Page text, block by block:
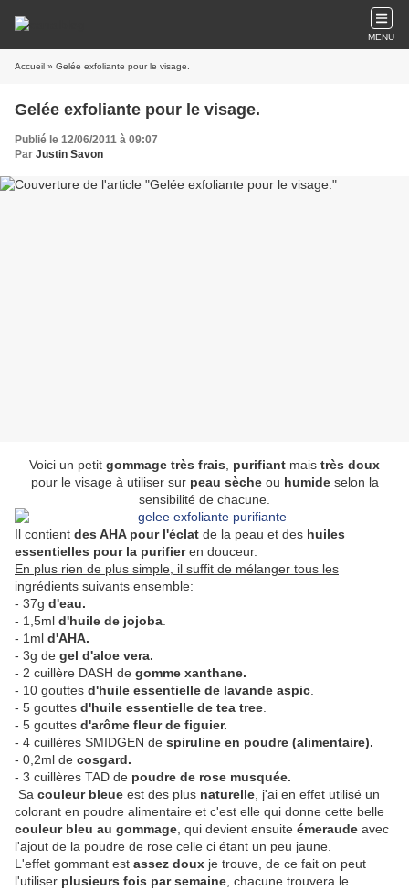
MENU
Accueil » Gelée exfoliante pour le visage.
Gelée exfoliante pour le visage.
Publié le 12/06/2011 à 09:07
Par Justin Savon
Voici un petit gommage très frais purifiant mais très doux
pour le visage à utiliser sur peau sècheou humideselon la
sensibilité de chacune.
Il contient des AHA pour l'éclat de la peau et des huiles
essentielles pour la purifieren douceur.
En plus rien de plus simple, il suffit de mélanger tous les
ingrédients suivants ensemble:
- 37g d'eau.
- 1,5ml d'huile de jojoba
- 1ml d'AHA.
- 3g de gel d'aloe vera.
- 2 cuillère DASH de gomme xanthane.
- 10 gouttes d'huile essentielle de lavande aspic
- 5 gouttes d'huile essentielle de tea tree
- 5 gouttes d'arôme fleur de figuier.
- 4 cuillères SMIDGEN de spiruline en poudre (alimentaire).
- 0,2ml de cosgard.
- 3 cuillères TAD de poudre de rose musquée.
Sa couleur bleue est des plus naturelle , j'ai en effet utilisé un
colorant en poudre alimentaire et c'est elle qui donne cette belle
couleur bleu au gommage , qui devient ensuite émeraude avec
l'ajout de la poudre de rose celle ci étant un peu jaune.
L'effet gommant est assez doux je trouve, de ce fait on peut
l'utiliser plusieurs fois par semaine , chacune trouvera le